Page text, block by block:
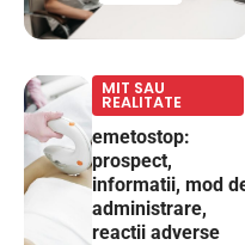
MIT SAU
REALITATE
emetostop:
prospect,
informatii, mod
administrare,
reactii adverse